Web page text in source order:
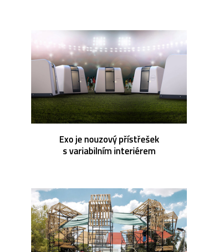
Exo je nouzový přístřešek
s variabilním interiérem